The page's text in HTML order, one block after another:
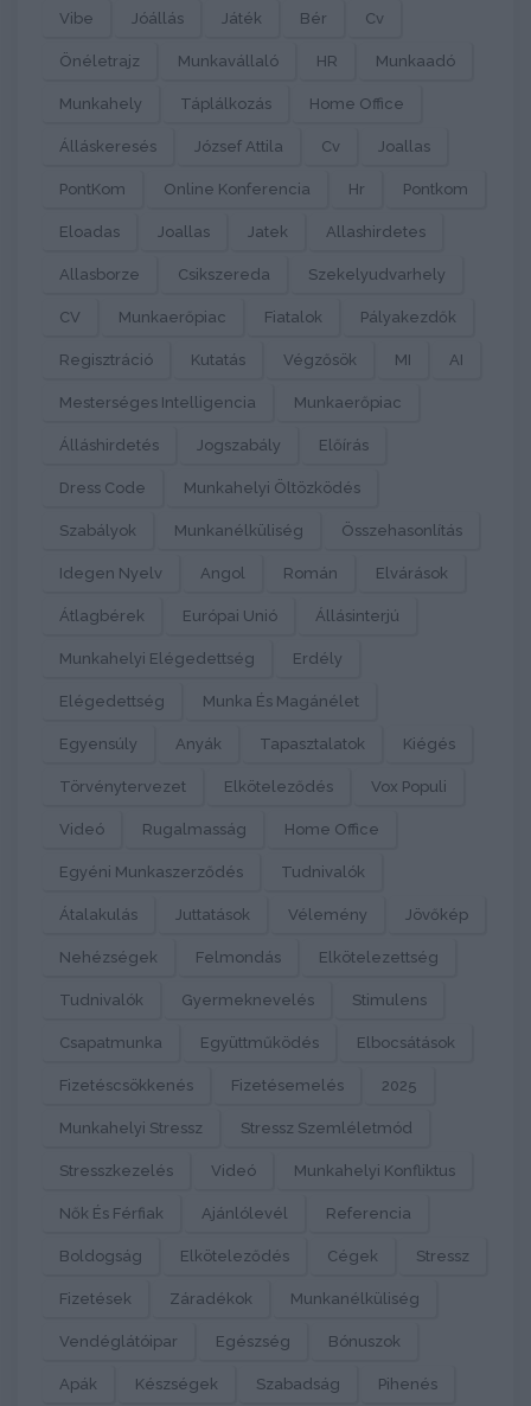
Vibe Jóállás Játék Bér Cv
Önéletrajz Munkavállaló HR Munkaadó
Munkahely Táplálkozás Home Office
Álláskeresés József Attila Cv Joallas
PontKom Online Konferencia Hr Pontkom
Eloadas Joallas Jatek Allashirdetes
Allasborze Csikszereda Szekelyudvarhely
CV Munkaerőpiac Fiatalok Pályakezdők
Regisztráció Kutatás Végzősök MI AI
Mesterséges Intelligencia Munkaerőpiac
Álláshirdetés Jogszabály Előírás
Dress Code Munkahelyi Öltözködés
Szabályok Munkanélküliség Összehasonlítás
Idegen Nyelv Angol Román Elvárások
Átlagbérek Európai Unió Állásinterjú
Munkahelyi Elégedettség Erdély
Elégedettség Munka És Magánélet
Egyensúly Anyák Tapasztalatok Kiégés
Törvénytervezet Elköteleződés Vox Populi
Videó Rugalmasság Home Office
Egyéni Munkaszerződés Tudnivalók
Átalakulás Juttatások Vélemény Jövőkép
Nehézségek Felmondás Elkötelezettség
Tudnivalók Gyermeknevelés Stimulens
Csapatmunka Együttműködés Elbocsátások
Fizetéscsökkenés Fizetésemelés 2025
Munkahelyi Stressz Stressz Szemléletmód
Stresszkezelés Videó Munkahelyi Konfliktus
Nők És Férfiak Ajánlólevél Referencia
Boldogság Elköteleződés Cégek Stressz
Fizetések Záradékok Munkanélküliség
Vendéglátóipar Egészség Bónuszok
Apák Készségek Szabadság Pihenés